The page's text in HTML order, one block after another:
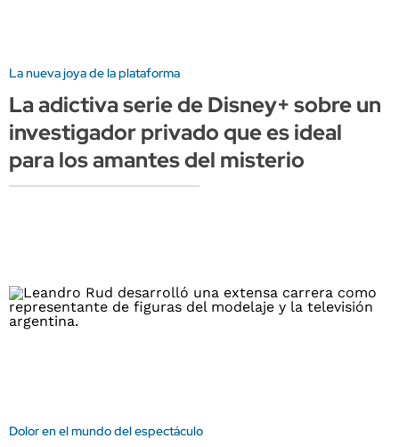
La nueva joya de la plataforma
La adictiva serie de Disney+ sobre un
investigador privado que es ideal
para los amantes del misterio
Dolor en el mundo del espectáculo